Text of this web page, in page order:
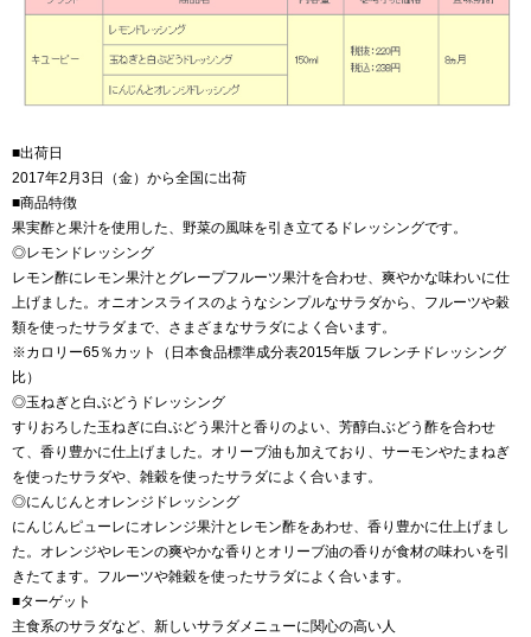
■出荷日
2017年2月3日（金）から全国に出荷
■商品特徴
果実酢と果汁を使用した、野菜の風味を引き立てるドレッシングです。
◎レモンドレッシング
レモン酢にレモン果汁とグレープフルーツ果汁を合わせ、爽やかな味わいに仕
上げました。オニオンスライスのようなシンプルなサラダから、フルーツや穀
類を使ったサラダまで、さまざまなサラダによく合います。
※カロリー65％カット（日本食品標準成分表2015年版 フレンチドレッシング
比）
◎玉ねぎと白ぶどうドレッシング
すりおろした玉ねぎに白ぶどう果汁と香りのよい、芳醇白ぶどう酢を合わせ
て、香り豊かに仕上げました。オリーブ油も加えており、サーモンやたまねぎ
を使ったサラダや、雑穀を使ったサラダによく合います。
◎にんじんとオレンジドレッシング
にんじんピューレにオレンジ果汁とレモン酢をあわせ、香り豊かに仕上げまし
た。オレンジやレモンの爽やかな香りとオリーブ油の香りが食材の味わいを引
きたてます。フルーツや雑穀を使ったサラダによく合います。
■ターゲット
主食系のサラダなど、新しいサラダメニューに関心の高い人